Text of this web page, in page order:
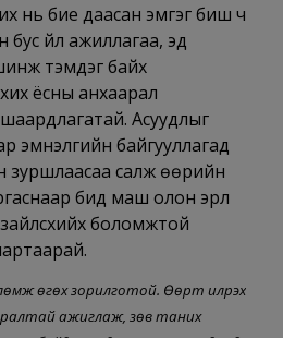
нь бие даасан эмгэг биш ч
үйл ажиллагаа, эд
тэмдэг байх
ёсны анхаарал
Асуудлыг
эмнэлгийн байгууллагад
зуршлаасаа салж өөрийн
бид маш олон эрүүл
боломжтой
өгөх зорилготой. Өөрт илрэх
ажиглаж, зөв таних